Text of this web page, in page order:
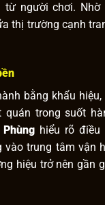
người chơi. Nhờ
thị trường cạnh
bằng khẩu
trong suốt
Phùnghiểu rõ điều
vào trung tâm vận
hiệu trở nên gần